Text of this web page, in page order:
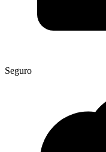
Seguro